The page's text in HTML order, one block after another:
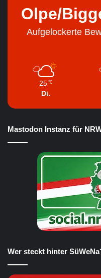
Olpe/
Aufgelockerte
25 ℃
Di.
Mastodon Instanz für
Wer steckt hinter